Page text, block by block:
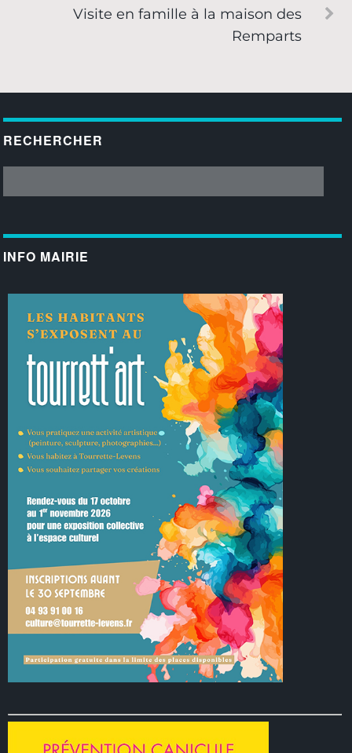
Visite en famille à la maison des
Remparts
RECHERCHER
INFO MAIRIE